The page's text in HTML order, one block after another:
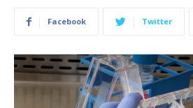
Facebook Twitter